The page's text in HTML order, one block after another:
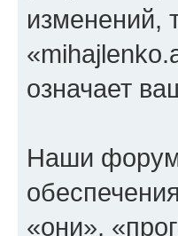
изменений,
означает
Наши
«они»,